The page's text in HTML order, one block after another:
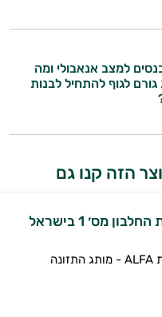
למצב אנאבולי ומה
לגוף להתחיל לבנות
הזה קנו גם
אבקת חלבון אלפא מבית ALFA - מותג התזונה